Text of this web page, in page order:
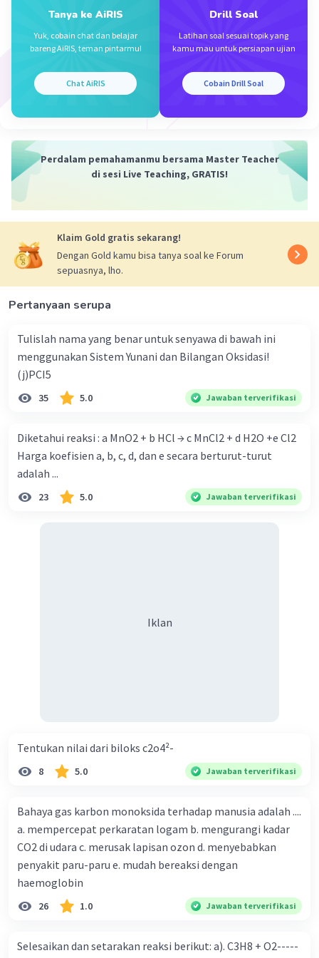
[H⁺] = √(Ka × M)
[H⁺] = √(4,9×10⁻¹⁰ × 0,1 M)
pH = -log [H⁺]
pH = 6-0,85
Jadi, jawaban yang benar adalah C.
Beri Rating·0.0( 0) Balas
Iklan
Tanya ke AiRIS
Yuk, cobain chat dan belajar
bareng AiRIS, teman pintarmu!
Chat AiRIS
Drill Soal
Latihan soal sesuai topik yang
kamu mau untuk persiapan ujian
Cobain Drill Soal
Perdalam pemahamanmu bersama Master Teacher
di sesi Live Teaching, GRATIS!
Klaim Gold gratis sekarang!
Dengan Gold kamu bisa tanya soal ke Forum
sepuasnya, lho.
Pertanyaan serupa
Tulislah nama yang benar untuk senyawa di bawah ini
menggunakan Sistem Yunani dan Bilangan Oksidasi!
(j)PCI5
35 5.0 Jawaban terverifikasi
Diketahui reaksi : a MnO2 + b HCl → c MnCl2 + d H2O +e Cl2
Harga koefisien a, b, c, d, dan e secara berturut-turut
adalah ...
23 5.0 Jawaban terverifikasi
Iklan
Tentukan nilai dari biloks c2o4²-
8 5.0 Jawaban terverifikasi
Bahaya gas karbon monoksida terhadap manusia adalah ....
a. mempercepat perkaratan logam b. mengurangi kadar
CO2 di udara c. merusak lapisan ozon d. menyebabkan
penyakit paru-paru e. mudah bereaksi dengan
haemoglobin
26 1.0 Jawaban terverifikasi
Selesaikan dan setarakan reaksi berikut: a). C3H8 + O2-----